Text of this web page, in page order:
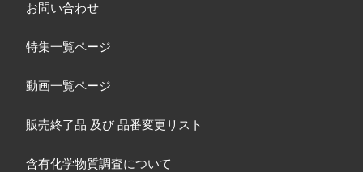
お問い合わせ
特集一覧ページ
動画一覧ページ
販売終了品 及び品番変更リスト
含有化学物質調査について